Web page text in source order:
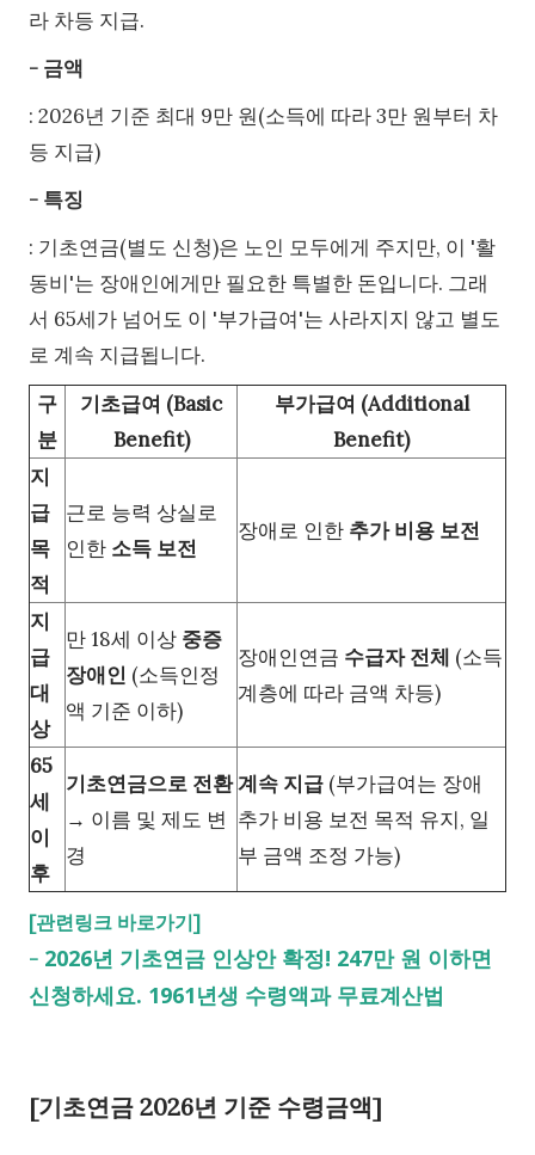
라 차등 지급.
- 금액
: 2026년 기준 최대 9만 원(소득에 따라 3만 원부터 차
등 지급)
- 특징
: 기초연금(별도 신청)은 노인 모두에게 주지만, 이 '활
동비'는 장애인에게만 필요한 특별한 돈입니다. 그래
서 65세가 넘어도 이 '부가급여'는 사라지지 않고 별도
로 계속 지급됩니다.
구
분
기초급여 (Basic
Benefit)
부가급여 (Additional
Benefit)
지
급
목
적
근로 능력 상실로
인한 소득 보전
장애로 인한 추가 비용 보전
지
급
대
상
만 18세 이상 중증
장애인 (소득인정
액 기준 이하)
장애인연금 수급자 전체 (소득
계층에 따라 금액 차등)
65
세
이
후
기초연금으로 전환
→ 이름 및 제도 변
경
계속 지급 (부가급여는 장애
추가 비용 보전 목적 유지, 일
부 금액 조정 가능)
[관련링크 바로가기]
- 2026년 기초연금 인상안 확정! 247만 원 이하면
신청하세요. 1961년생 수령액과 무료계산법
[기초연금 2026년 기준 수령금액]